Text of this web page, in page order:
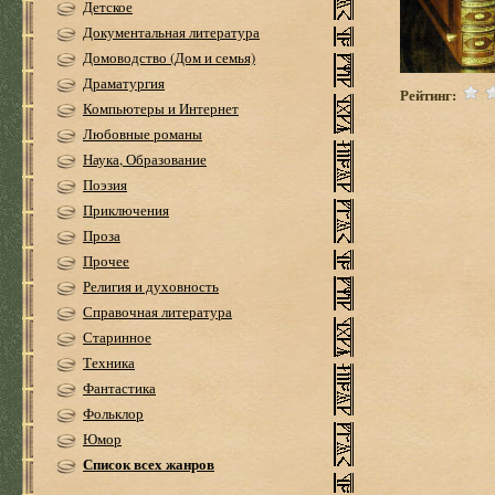
Детское
Документальная литература
Домоводство (Дом и семья)
Драматургия
Компьютеры и Интернет
Любовные романы
Наука, Образование
Поэзия
Приключения
Проза
Прочее
Религия и духовность
Справочная литература
Старинное
Техника
Фантастика
Фольклор
Юмор
Список всех жанров
Рейтинг: